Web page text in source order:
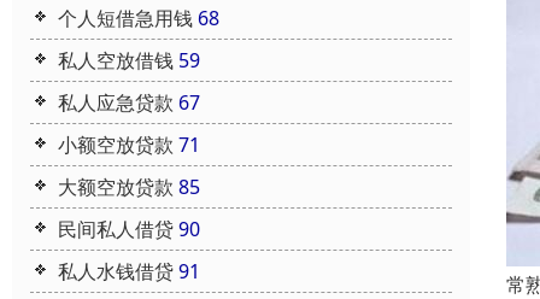
个人短借急用钱 68
私人空放借钱 59
私人应急贷款 67
小额空放贷款 71
大额空放贷款 85
民间私人借贷90
私人水钱借贷91
常